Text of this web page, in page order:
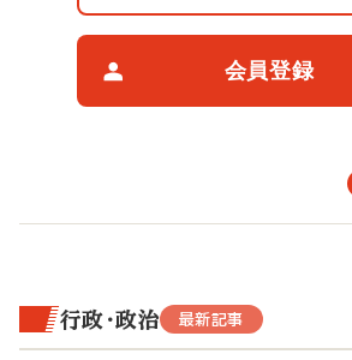
会員登録
行政・政治 最新記事